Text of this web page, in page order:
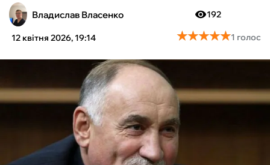
ТЕНІС
КІБЕРСПОРТ
ЧС-2026
ІНШІ
Владислав Власенко
12 квітня 2026, 19:14
192
★★★★★
★★★★★1 голос